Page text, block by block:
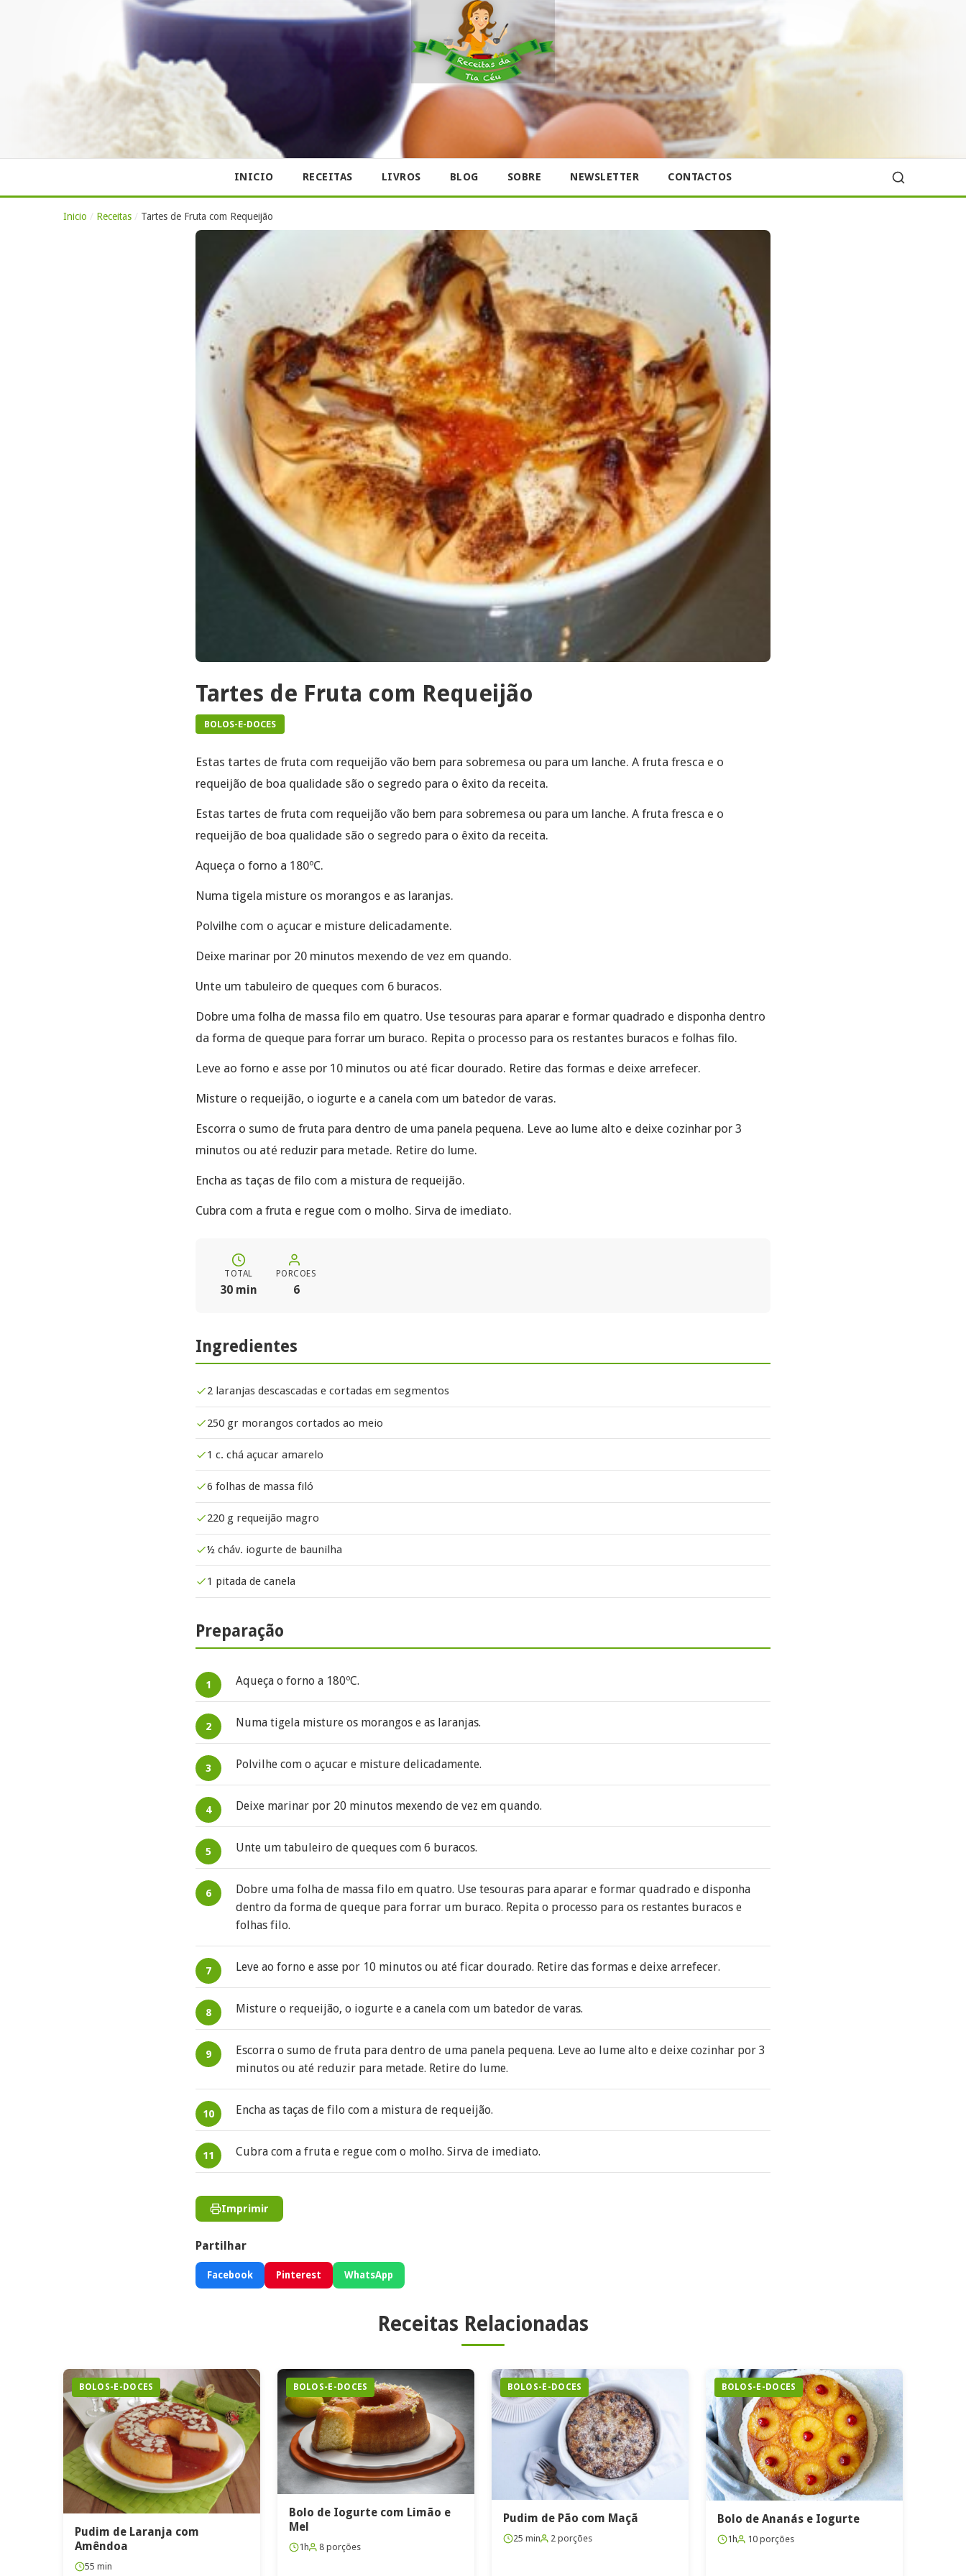
INICIO RECEITAS LIVROS BLOG SOBRE NEWSLETTER CONTACTOS
Inicio / Receitas / Tartes de Fruta com Requeijão
Tartes de Fruta com Requeijão
BOLOS-E-DOCES
Estas tartes de fruta com requeijão vão bem para sobremesa ou para um lanche. A fruta fresca e o
requeijão de boa qualidade são o segredo para o êxito da receita.
Estas tartes de fruta com requeijão vão bem para sobremesa ou para um lanche. A fruta fresca e o
requeijão de boa qualidade são o segredo para o êxito da receita.
Aqueça o forno a 180ºC.
Numa tigela misture os morangos e as laranjas.
Polvilhe com o açucar e misture delicadamente.
Deixe marinar por 20 minutos mexendo de vez em quando.
Unte um tabuleiro de queques com 6 buracos.
Dobre uma folha de massa filo em quatro. Use tesouras para aparar e formar quadrado e disponha dentro
da forma de queque para forrar um buraco. Repita o processo para os restantes buracos e folhas filo.
Leve ao forno e asse por 10 minutos ou até ficar dourado. Retire das formas e deixe arrefecer.
Misture o requeijão, o iogurte e a canela com um batedor de varas.
Escorra o sumo de fruta para dentro de uma panela pequena. Leve ao lume alto e deixe cozinhar por 3
minutos ou até reduzir para metade. Retire do lume.
Encha as taças de filo com a mistura de requeijão.
Cubra com a fruta e regue com o molho. Sirva de imediato.
TOTAL
30 min
PORCOES
6
Ingredientes
2 laranjas descascadas e cortadas em segmentos
250 gr morangos cortados ao meio
1 c. chá açucar amarelo
6 folhas de massa filó
220 g requeijão magro
½ cháv. iogurte de baunilha
1 pitada de canela
Preparação
Aqueça o forno a 180ºC.
Numa tigela misture os morangos e as laranjas.
Polvilhe com o açucar e misture delicadamente.
Deixe marinar por 20 minutos mexendo de vez em quando.
Unte um tabuleiro de queques com 6 buracos.
Dobre uma folha de massa filo em quatro. Use tesouras para aparar e formar quadrado e disponha
dentro da forma de queque para forrar um buraco. Repita o processo para os restantes buracos e
folhas filo.
Leve ao forno e asse por 10 minutos ou até ficar dourado. Retire das formas e deixe arrefecer.
Misture o requeijão, o iogurte e a canela com um batedor de varas.
Escorra o sumo de fruta para dentro de uma panela pequena. Leve ao lume alto e deixe cozinhar por 3
minutos ou até reduzir para metade. Retire do lume.
Encha as taças de filo com a mistura de requeijão.
Cubra com a fruta e regue com o molho. Sirva de imediato.
Imprimir
Partilhar
Facebook Pinterest WhatsApp
Receitas Relacionadas
BOLOS-E-DOCES
Pudim de Laranja com
Amêndoa
55 min
BOLOS-E-DOCES
Bolo de Iogurte com Limão e
Mel
1h 8 porções
BOLOS-E-DOCES
Pudim de Pão com Maçã
25 min 2 porções
BOLOS-E-DOCES
Bolo de Ananás e Iogurte
1h 10 porções